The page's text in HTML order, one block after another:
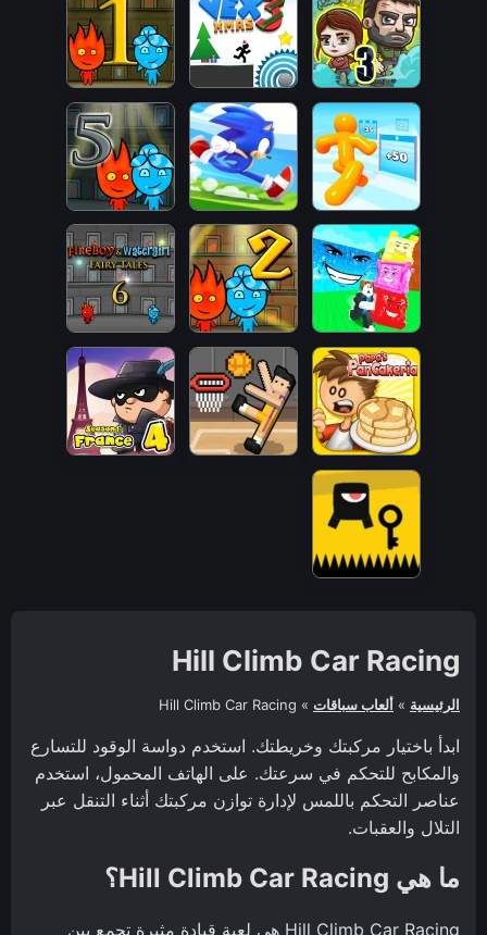
Hill Climb Car Racing
الرئيسية » ألعاب سباقات »
Hill Climb Car Racing
ابدأ باختيار مركبتك وخريطتك. استخدم دواسة الوقود للتسارع
والمكابح للتحكم في سرعتك. على الهاتف المحمول، استخدم
عناصر التحكم باللمس لإدارة توازن مركبتك أثناء التنقل عبر
التلال والعقبات.
ما هي Hill Climb Car Racing؟
Hill Climb Car Racing هي لعبة قيادة مثيرة تجمع بين